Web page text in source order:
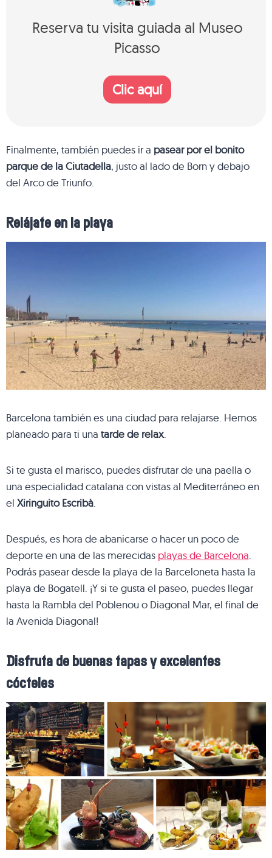
Reserva tu visita guiada al Museo
Picasso
Clic aquí
Finalmente, también puedes ir a pasear por el bonito
parque de la Ciutadella, justo al lado de Born y debajo
del Arco de Triunfo.
Relájate en la playa
Barcelona también es una ciudad para relajarse. Hemos
planeado para ti una tarde de relax.
Si te gusta el marisco, puedes disfrutar de una paella o
una especialidad catalana con vistas al Mediterráneo en
el Xiringuito Escribà.
Después, es hora de abanicarse o hacer un poco de
deporte en una de las merecidas playas de Barcelona
Podrás pasear desde la playa de la Barceloneta hasta la
playa de Bogatell. ¡Y si te gusta el paseo, puedes llegar
hasta la Rambla del Poblenou o Diagonal Mar, el final de
la Avenida Diagonal!
Disfruta de buenas tapas y excelentes
cócteles